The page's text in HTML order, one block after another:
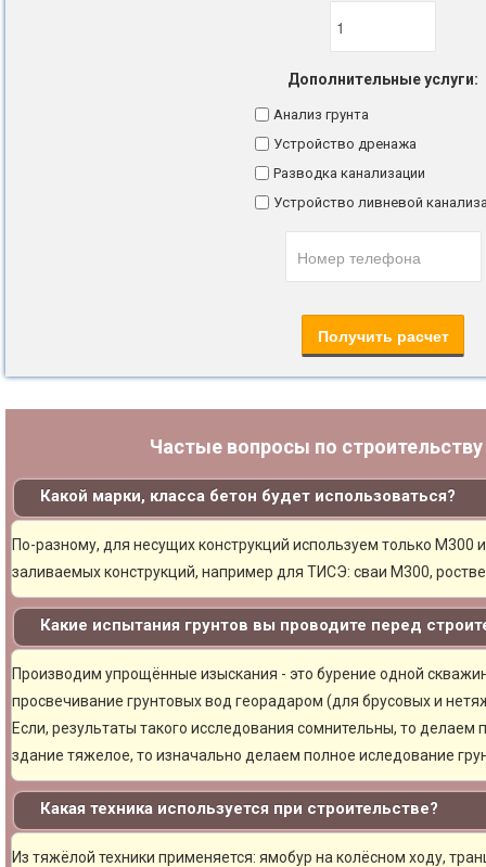
Дополнительные услуги:
Анализ грунта
Устройство дренажа
Разводка канализации
Устройство ливневой
Частые вопросы по
Какой марки, класса бетон будет использоваться?
По-разному, для несущих конструкций используем только М300
заливаемых конструкций, например для ТИСЭ: сваи М300,
Какие испытания грунтов вы проводите перед
Производим упрощённые изыскания - это бурение одной
просвечивание грунтовых вод георадаром (для брусовых и
Если, результаты такого исследования сомнительны, то
здание тяжелое, то изначально делаем полное иследование
Какая техника используется при строительстве?
Из тяжёлой техники применяется: ямобур на колёсном ходу,